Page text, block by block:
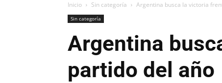
Inicio Sin categoría Argentina busca la victoria
Sin categoría
Argentina
partido del año